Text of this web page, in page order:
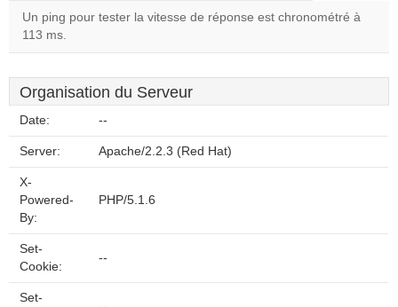
Un ping pour tester la vitesse de réponse est chronométré à
113 ms.
Organisation du Serveur
Date: --
Server: Apache/2.2.3 (Red Hat)
X-
Powered-
By:
PHP/5.1.6
Set-
Cookie:
--
Set-